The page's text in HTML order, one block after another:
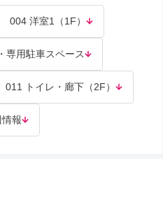
004 洋室1（1F）
専用駐車スペース
011 トイレ・廊下（2F）
情報